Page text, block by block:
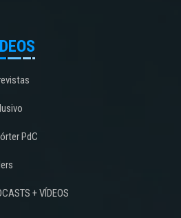
PdC
+ VÍDEOS